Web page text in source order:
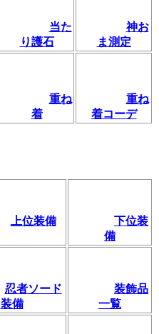
当た
り護石
神お
ま測定
重ね
着
重ね
着コーデ
上位装備
下位装
備
忍者ソード
装備
装飾品
一覧